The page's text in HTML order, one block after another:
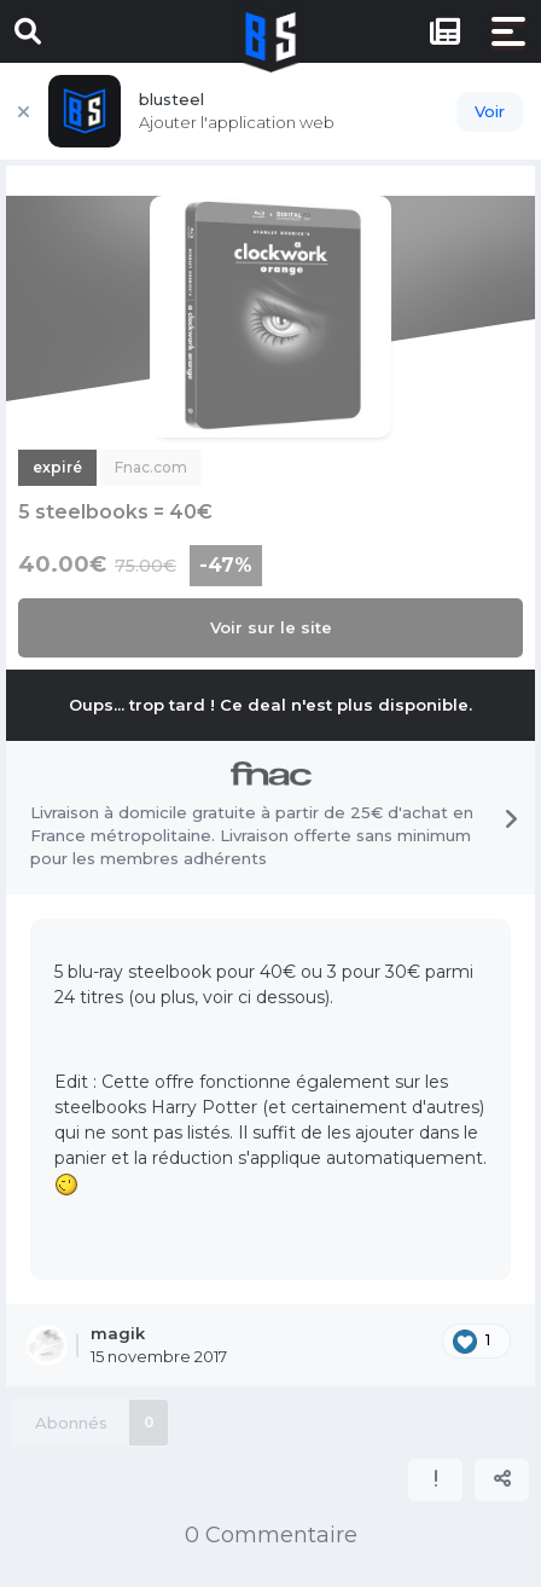
blusteel
Ajouter l'application web
Voir
expiré Fnac.com
5 steelbooks = 40€
40.00€ 75.00€ -47%
Voir sur le site
Oups... trop tard ! Ce deal n'est plus disponible.
Livraison à domicile gratuite à partir de 25€ d'achat en
France métropolitaine. Livraison offerte sans minimum
pour les membres adhérents
5 blu-ray steelbook pour 40€ ou 3 pour 30€ parmi
24 titres (ou plus, voir ci dessous).
Edit : Cette offre fonctionne également sur les
steelbooks Harry Potter (et certainement d'autres)
qui ne sont pas listés. Il suffit de les ajouter dans le
panier et la réduction s'applique automatiquement.
1
magik
15 novembre 2017
Abonnés 0
0 Commentaire